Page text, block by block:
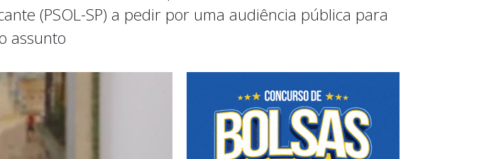
(PSOL-SP) a pedir por uma audiência pública para
assunto